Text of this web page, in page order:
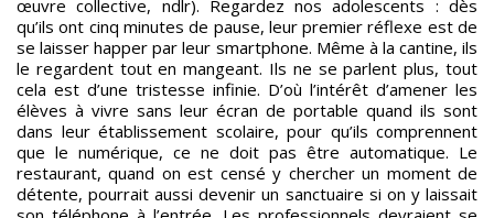
œuvre collective, ndlr). Regardez nos adolescents : dès
qu’ils ont cinq minutes de pause, leur premier réflexe est de
se laisser happer par leur smartphone. Même à la cantine, ils
le regardent tout en mangeant. Ils ne se parlent plus, tout
cela est d’une tristesse infinie. D’où l’intérêt d’amener les
élèves à vivre sans leur écran de portable quand ils sont
dans leur établissement scolaire, pour qu’ils comprennent
que le numérique, ce ne doit pas être automatique. Le
restaurant, quand on est censé y chercher un moment de
détente, pourrait aussi devenir un sanctuaire si on y laissait